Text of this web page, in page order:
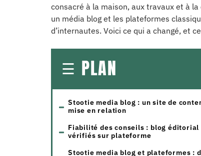
consacré à la maison, aux travaux et à
un média blog et les plateformes
d’internautes. Voici ce qui a changé, et
PLAN
Stootie media blog : un site de
mise en relation
Fiabilité des conseils : blog éditorial
vérifiés sur plateforme
Stootie media blog et plateformes :